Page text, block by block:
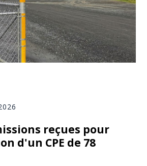
reçues pour
d'un CPE de 78